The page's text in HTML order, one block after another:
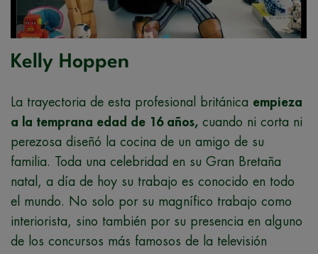
Kelly Hoppen
La trayectoria de esta profesional británica empieza
a la temprana edad de 16 años, cuando ni corta ni
perezosa diseñó la cocina de un amigo de su
familia. Toda una celebridad en su Gran Bretaña
natal, a día de hoy su trabajo es conocido en todo
el mundo. No solo por su magnífico trabajo como
interiorista, sino también por su presencia en alguno
de los concursos más famosos de la televisión